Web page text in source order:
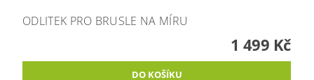
ODLITEK PRO BRUSLE NA MÍRU
1 499 Kč